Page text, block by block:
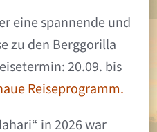
eine spannende und
zu den Berggorilla
20.09. bis
Reiseprogramm.
in 2026 war